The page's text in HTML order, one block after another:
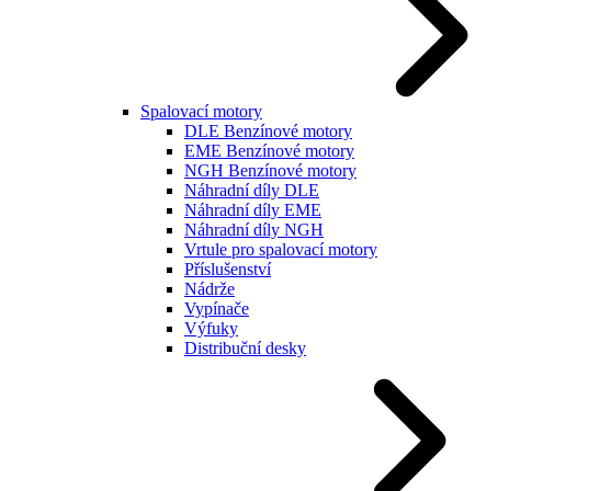
Spalovací motory
DLE Benzínové motory
EME Benzínové motory
NGH Benzínové motory
Náhradní díly DLE
Náhradní díly EME
Náhradní díly NGH
Vrtule pro spalovací motory
Příslušenství
Nádrže
Vypínače
Výfuky
Distribuční desky